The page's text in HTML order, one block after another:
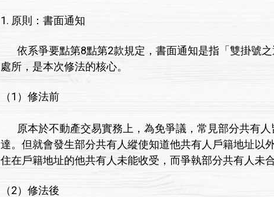
1. 原則：書面通知
依系爭要點第8點第2款規定，書面通知是指「雙掛號
處所，是本次修法的核心。
（1）修法前
原本於不動產交易實務上，為免爭議，常見部分共有人
達。但就會發生部分共有人縱使知道他共有人戶籍地址以
住在戶籍地址的他共有人未能收受，而爭執部分共有人未
（2）修法後